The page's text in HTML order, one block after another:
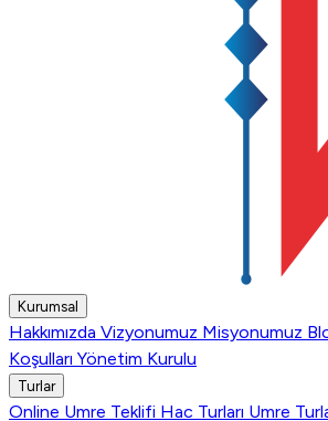
Kurumsal
Hakkımızda Vizyonumuz Misyonumuz
Koşulları Yönetim Kurulu
Turlar
Online Umre Teklifi Hac Turları Umre